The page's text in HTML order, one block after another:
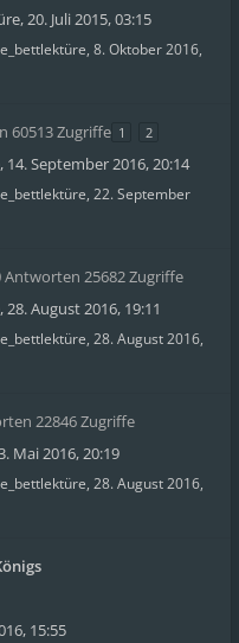
,20. Juli 2015, 03:15
, 8. Oktober 2016,
60513 Zugriffe 1 2
, 14. September 2016, 20:14
, 22. September
Antworten 25682 Zugriffe
,28. August 2016, 19:11
, 28. August 2016,
22846 Zugriffe
Mai 2016, 20:19
, 28. August 2016,
15:55